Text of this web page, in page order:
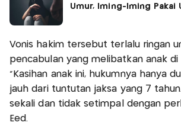
Umur, Iming-Iming Pakai
Vonis hakim tersebut terlalu ringan
pencabulan yang melibatkan anak di
"Kasihan anak ini, hukumnya hanya
jauh dari tuntutan jaksa yang 7
sekali dan tidak setimpal dengan
Eed.